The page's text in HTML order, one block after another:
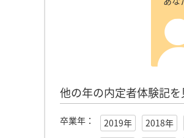
他の年の内定者体験記を
卒業年： 2019年 2018年